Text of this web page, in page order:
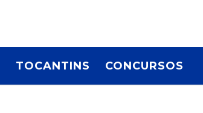
TOCANTINS CONCURSOS